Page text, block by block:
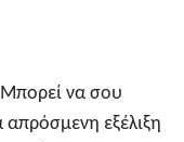
να σου
εξέλιξη